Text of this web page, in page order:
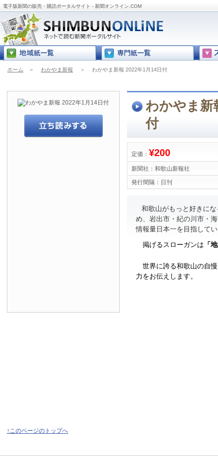
電子版新聞の販売・購読ポータルサイト - 新聞オンライン.COM
ホーム ＞ わかやま新報 ＞ わかやま新報 2022年1月14日付
わかやま新
付
定価： ¥200
新聞社： 和歌山新報社
発行間隔： 日刊
和歌山がもっと好きに
め、岩出市・紀の川市・
情報量日本一を目指して
掲げるスローガンは 「
世界に誇る和歌山の自
力をお伝えします。
↑このページのトップへ